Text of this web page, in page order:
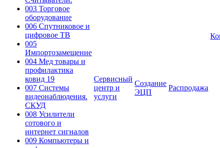
003 Торговое
оборудование
006 Спутниковое и
цифровое ТВ
005
Импортозамещение
004 Мед товары и
профилактика
ковид 19
007 Системы
видеонаблюдения.
СКУД
008 Усилители
сотового и
интернет сигналов
009 Компьютеры и
Сервисный
центр и
услуги
Создание
ЭЦП
Распродажа